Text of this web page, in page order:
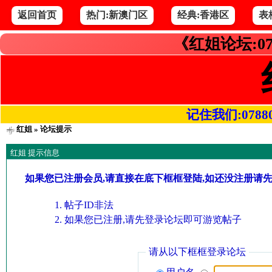
返回首页 热门:新澳门区 经典:香港区 表
《红姐论坛
记住我们
红姐» 论坛提示
红姐 提示信息
如果您已注册会员,请直接在底下框框登陆,如还没注册请
帖子ID非法
如果您已注册,请先登录论坛即可游览帖子
请从以下框框登录论坛